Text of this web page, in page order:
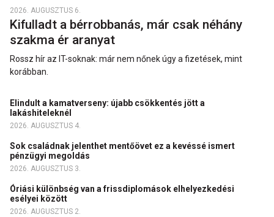
2026. AUGUSZTUS 6.
Kifulladt a bérrobbanás, már csak néhány
szakma ér aranyat
Rossz hír az IT-soknak: már nem nőnek úgy a fizetések, mint
korábban.
Elindult a kamatverseny: újabb csökkentés jött a
lakáshiteleknél
2026. AUGUSZTUS 4.
Sok családnak jelenthet mentőövet ez a kevéssé ismert
pénzügyi megoldás
2026. AUGUSZTUS 3.
Óriási különbség van a frissdiplomások elhelyezkedési
esélyei között
2026. AUGUSZTUS 2.